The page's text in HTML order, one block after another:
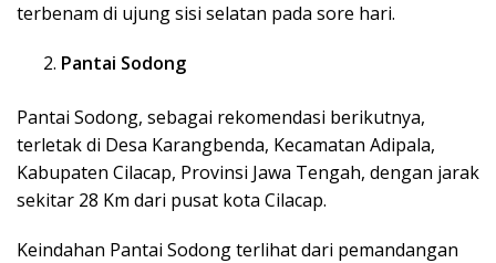
terbenam di ujung sisi selatan pada sore hari.
Pantai Sodong
Pantai Sodong, sebagai rekomendasi berikutnya,
terletak di Desa Karangbenda, Kecamatan Adipala,
Kabupaten Cilacap, Provinsi Jawa Tengah, dengan jarak
sekitar 28 Km dari pusat kota Cilacap.
Keindahan Pantai Sodong terlihat dari pemandangan